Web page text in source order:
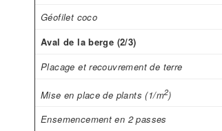
Géofilet coco
Aval de la berge (2/3)
Placage et recouvrement de terre
Mise en place de plants (1/m2)
Ensemencement en 2 passes